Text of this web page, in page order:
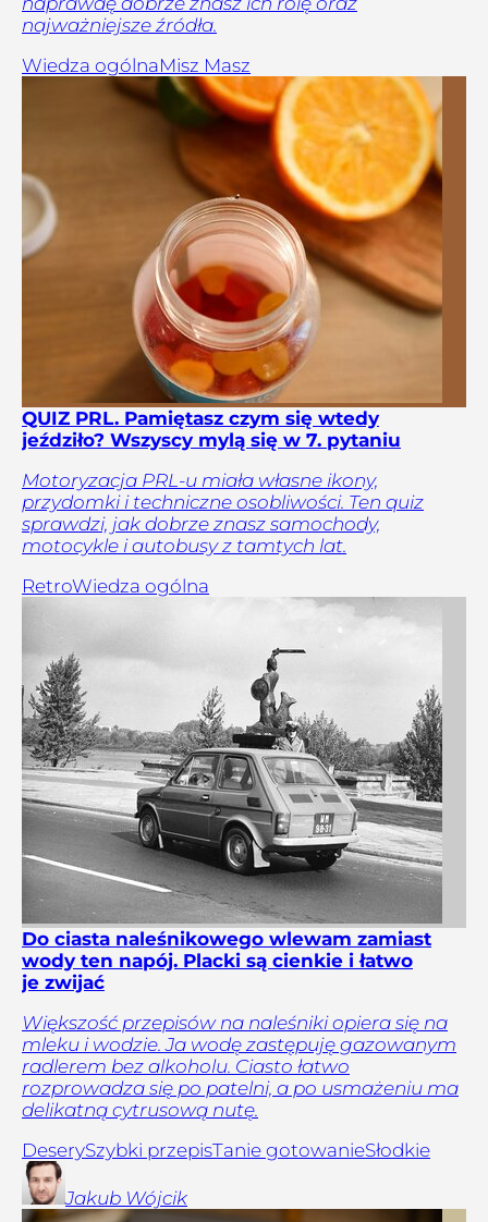
najważniejsze źródła.
Wiedza ogólnaMisz Masz
QUIZ PRL. Pamiętasz czym się wtedy
jeździło? Wszyscy mylą się w 7. pytaniu
Motoryzacja PRL-u miała własne ikony,
przydomki i techniczne osobliwości. Ten quiz
sprawdzi, jak dobrze znasz samochody,
motocykle i autobusy z tamtych lat.
RetroWiedza ogólna
Do ciasta naleśnikowego wlewam zamiast
wody ten napój. Placki są cienkie i łatwo
je zwijać
Większość przepisów na naleśniki opiera się na
mleku i wodzie. Ja wodę zastępuję gazowanym
radlerem bez alkoholu. Ciasto łatwo
rozprowadza się po patelni, a po usmażeniu ma
delikatną cytrusową nutę.
DeserySzybki przepisTanie gotowanieSłodkie
Jakub Wójcik